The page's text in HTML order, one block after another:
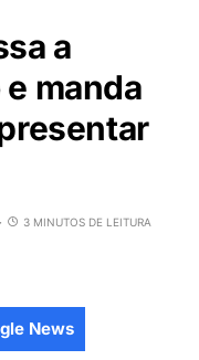
a
manda
3 MINUTOS DE LEITURA
News